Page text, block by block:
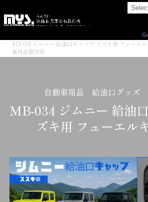
商品一覧
MB-034 ジムニー 給油口キャップ スズキ用 フューエ
車用品製作所
自動車用品 給油口グッズ
MB-034 ジムニー 給油
ズキ用 フューエル